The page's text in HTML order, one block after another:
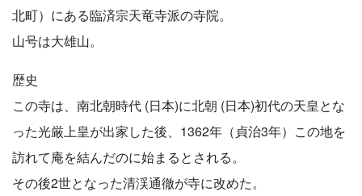
北町）にある臨済宗天竜寺派の寺院。
山号は大雄山。
歴史
この寺は、南北朝時代 (日本)に北朝 (日本)初代の天皇とな
った光厳上皇が出家した後、1362年（貞治3年）この地を
訪れて庵を結んだのに始まるとされる。
その後2世となった清渓通徹が寺に改めた。